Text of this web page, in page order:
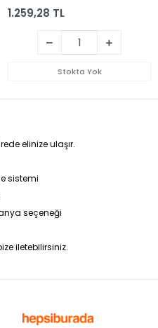
1.259,28 TL
Stokta Yok
elinize ulaşır.
sistemi
seçeneği
iletebilirsiniz.